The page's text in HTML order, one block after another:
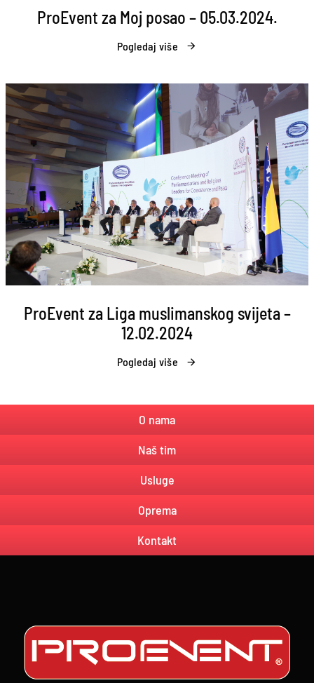
ProEvent za Moj posao – 05.03.2024.
Pogledaj više
ProEvent za Liga muslimanskog svijeta –
12.02.2024
Pogledaj više
O nama
Naš tim
Usluge
Oprema
Kontakt